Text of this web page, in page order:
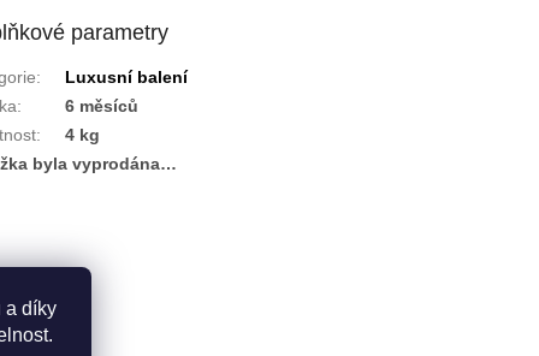
a díky
parametry
:
Luxusní balení
:
6 měsíců
:
4 kg
byla vyprodána…